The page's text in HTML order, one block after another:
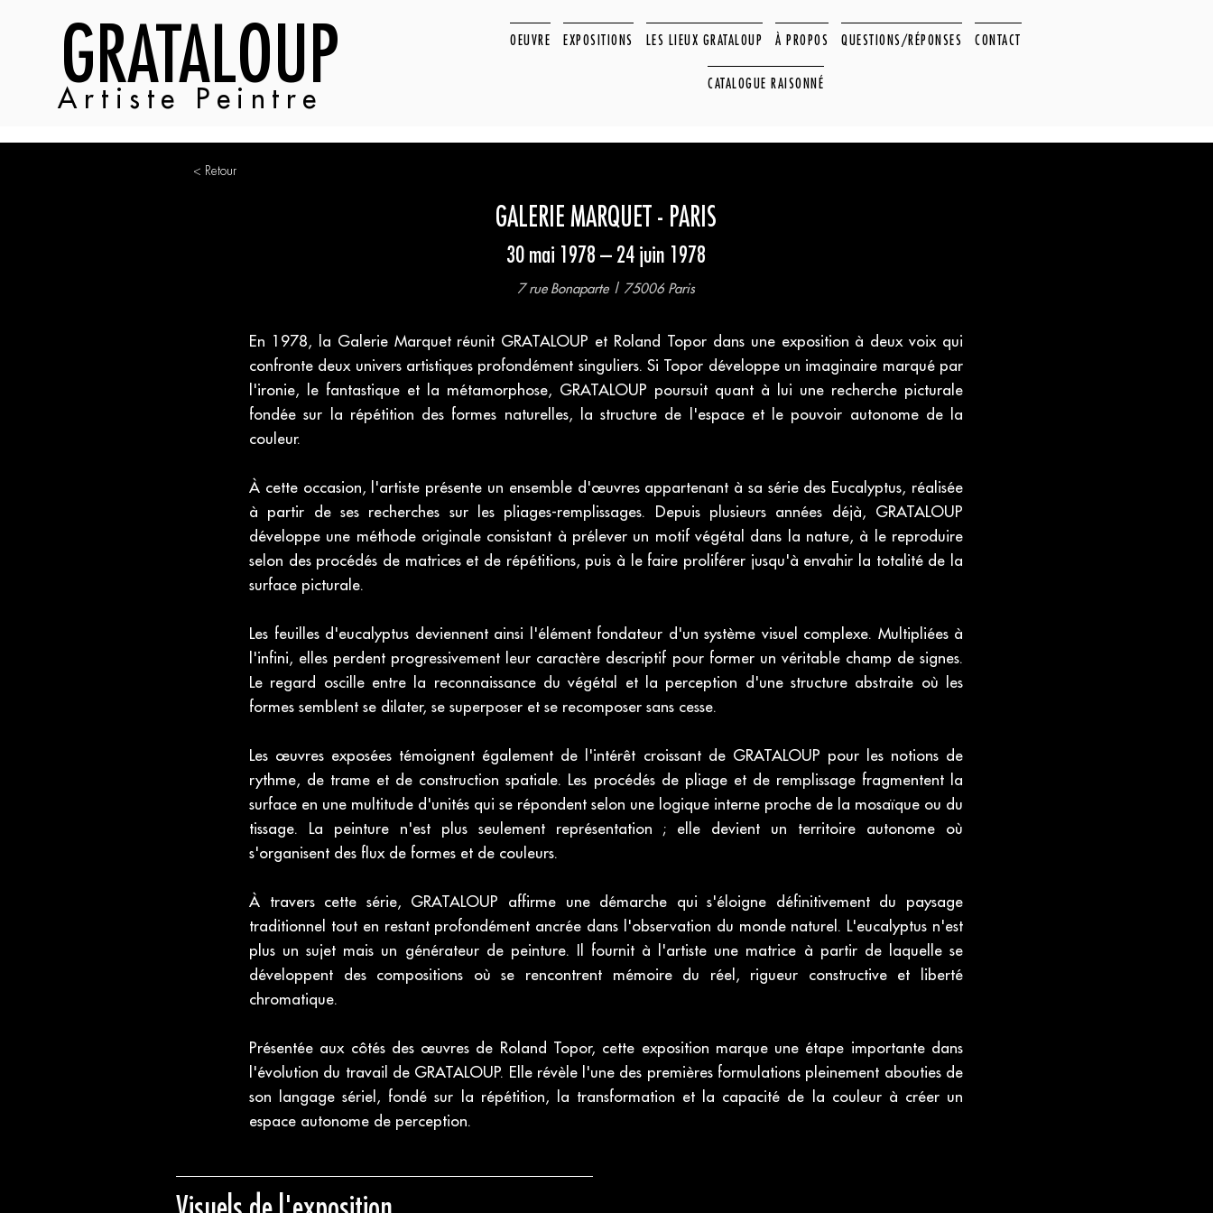
GRATALOUP
Artiste Peintre
OEUVRE EXPOSITIONS LES LIEUX GRATALOUP À PROPOS QUESTIONS/RÉPONSES CONTACT
CATALOGUE RAISONNÉ
< Retour
GALERIE MARQUET - PARIS
30 mai 1978 – 24 juin 1978
7 rue Bonaparte | 75006 Paris
En 1978, la Galerie Marquet réunit GRATALOUP et Roland Topor dans une exposition à deux voix qui
confronte deux univers artistiques profondément singuliers. Si Topor développe un imaginaire marqué par
l'ironie, le fantastique et la métamorphose, GRATALOUP poursuit quant à lui une recherche picturale
fondée sur la répétition des formes naturelles, la structure de l'espace et le pouvoir autonome de la
couleur.
À cette occasion, l'artiste présente un ensemble d'œuvres appartenant à sa série des Eucalyptus, réalisée
à partir de ses recherches sur les pliages-remplissages. Depuis plusieurs années déjà, GRATALOUP
développe une méthode originale consistant à prélever un motif végétal dans la nature, à le reproduire
selon des procédés de matrices et de répétitions, puis à le faire proliférer jusqu'à envahir la totalité de la
surface picturale.
Les feuilles d'eucalyptus deviennent ainsi l'élément fondateur d'un système visuel complexe. Multipliées à
l'infini, elles perdent progressivement leur caractère descriptif pour former un véritable champ de signes.
Le regard oscille entre la reconnaissance du végétal et la perception d'une structure abstraite où les
formes semblent se dilater, se superposer et se recomposer sans cesse.
Les œuvres exposées témoignent également de l'intérêt croissant de GRATALOUP pour les notions de
rythme, de trame et de construction spatiale. Les procédés de pliage et de remplissage fragmentent la
surface en une multitude d'unités qui se répondent selon une logique interne proche de la mosaïque ou du
tissage. La peinture n'est plus seulement représentation ; elle devient un territoire autonome où
s'organisent des flux de formes et de couleurs.
À travers cette série, GRATALOUP affirme une démarche qui s'éloigne définitivement du paysage
traditionnel tout en restant profondément ancrée dans l'observation du monde naturel. L'eucalyptus n'est
plus un sujet mais un générateur de peinture. Il fournit à l'artiste une matrice à partir de laquelle se
développent des compositions où se rencontrent mémoire du réel, rigueur constructive et liberté
chromatique.
Présentée aux côtés des œuvres de Roland Topor, cette exposition marque une étape importante dans
l'évolution du travail de GRATALOUP. Elle révèle l'une des premières formulations pleinement abouties de
son langage sériel, fondé sur la répétition, la transformation et la capacité de la couleur à créer un
espace autonome de perception.